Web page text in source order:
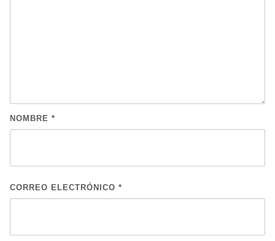
NOMBRE *
CORREO ELECTRÓNICO *